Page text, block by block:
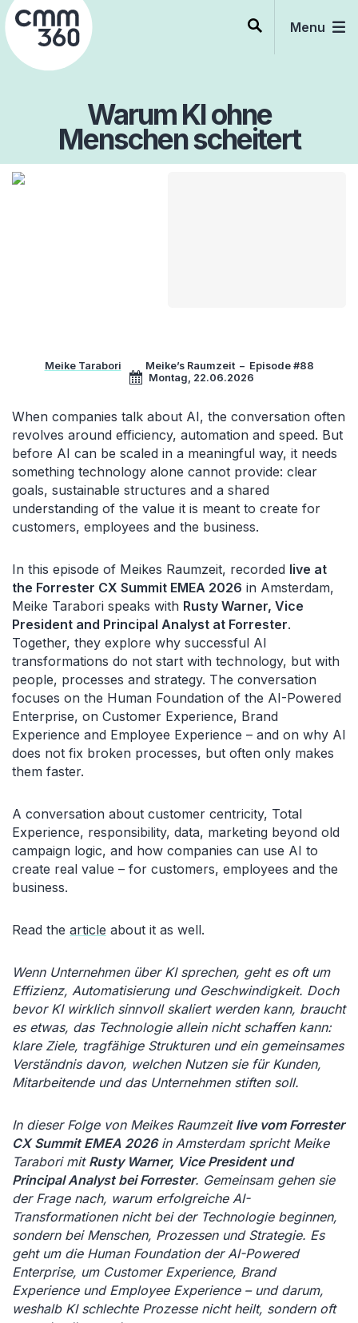
Skip
to
content
Menu
Warum KI ohne
Menschen scheitert
Meike Tarabori Meike’s Raumzeit– Episode #88
Montag, 22.06.2026
When companies talk about AI, the conversation often
revolves around efficiency, automation and speed. But
before AI can be scaled in a meaningful way, it needs
something technology alone cannot provide: clear
goals, sustainable structures and a shared
understanding of the value it is meant to create for
customers, employees and the business.
In this episode of Meikes Raumzeit, recorded live at
the Forrester CX Summit EMEA 2026 in Amsterdam,
Meike Tarabori speaks with Rusty Warner, Vice
President and Principal Analyst at Forrester.
Together, they explore why successful AI
transformations do not start with technology, but with
people, processes and strategy. The conversation
focuses on the Human Foundation of the AI-Powered
Enterprise, on Customer Experience, Brand
Experience and Employee Experience – and on why AI
does not fix broken processes, but often only makes
them faster.
A conversation about customer centricity, Total
Experience, responsibility, data, marketing beyond old
campaign logic, and how companies can use AI to
create real value – for customers, employees and the
business.
Read the article about it as well.
Wenn Unternehmen über KI sprechen, geht es oft um
Effizienz, Automatisierung und Geschwindigkeit. Doch
bevor KI wirklich sinnvoll skaliert werden kann, braucht
es etwas, das Technologie allein nicht schaffen kann:
klare Ziele, tragfähige Strukturen und ein gemeinsames
Verständnis davon, welchen Nutzen sie für Kunden,
Mitarbeitende und das Unternehmen stiften soll.
In dieser Folge von Meikes Raumzeit live vom Forrester
CX Summit EMEA 2026in Amsterdam spricht Meike
Tarabori mit Rusty Warner, Vice President und
Principal Analyst bei Forrester. Gemeinsam gehen sie
der Frage nach, warum erfolgreiche AI-
Transformationen nicht bei der Technologie beginnen,
sondern bei Menschen, Prozessen und Strategie. Es
geht um die Human Foundation der AI-Powered
Enterprise, um Customer Experience, Brand
Experience und Employee Experience – und darum,
weshalb KI schlechte Prozesse nicht heilt, sondern oft